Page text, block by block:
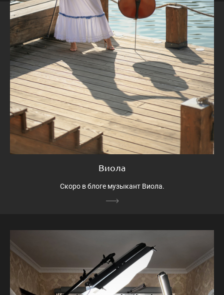
Виола
Скоро в блоге музыкант Виола.